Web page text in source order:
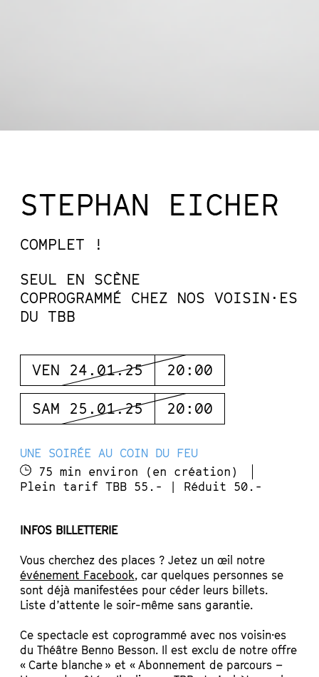
STEPHAN EICHER
COMPLET !
SEUL EN SCÈNE
COPROGRAMMÉ CHEZ NOS VOISIN·ES
DU TBB
VEN 24.01.25 20:00
SAM 25.01.25 20:00
UNE SOIRÉE AU COIN DU FEU
75 min environ (en création)
Plein tarif TBB 55.- | Réduit 50.-
INFOS BILLETTERIE
Vous cherchez des places ? Jetez un œil notre
événement Facebook, car quelques personnes se
sont déjà manifestées pour céder leurs billets.
Liste d’attente le soir-même sans garantie.
Ce spectacle est coprogrammé avec nos voisin·es
du Théâtre Benno Besson. Il est exclu de notre offre
« Carte blanche » et « Abonnement de parcours –